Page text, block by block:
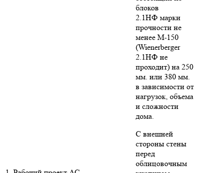
блоков
2.1НФ марки
прочности не
менее М-150
(Wienerberger
2.1НФ не
проходит) на 250
мм. или 380 мм.
в зависимости от
нагрузок, объема
и сложности
дома.
С внешней
стороны стены
перед
облицовочным